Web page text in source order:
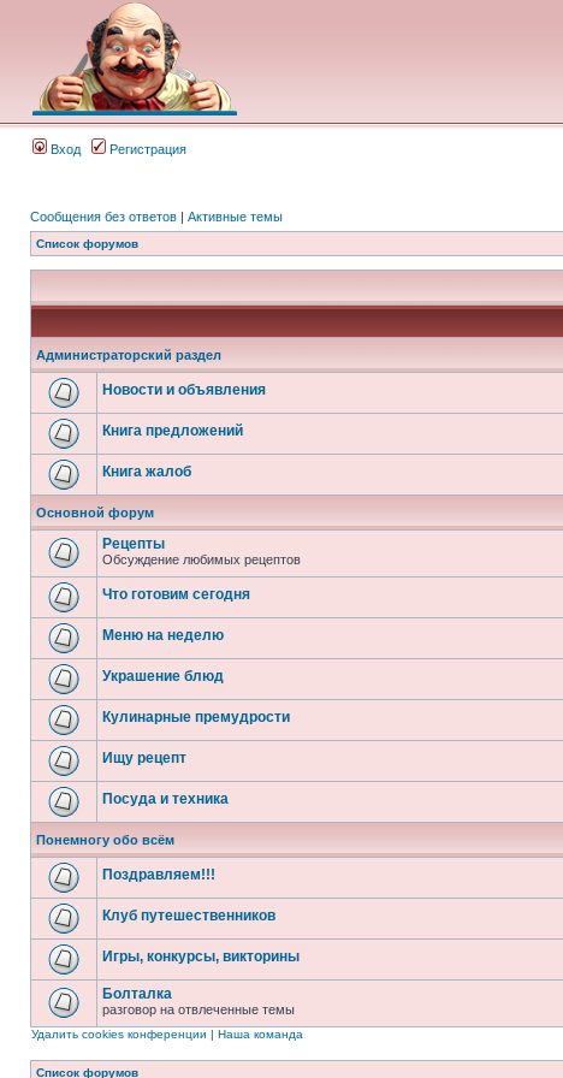
Вход Регистрация
Сообщения без ответов | Активные темы
Список форумов
Администраторский раздел
Новости и объявления
Книга предложений
Книга жалоб
Основной форум
Рецепты
Обсуждение любимых рецептов
Что готовим сегодня
Меню на неделю
Украшение блюд
Кулинарные премудрости
Ищу рецепт
Посуда и техника
Понемногу обо всём
Поздравляем!!!
Клуб путешественников
Игры, конкурсы, викторины
Болталка
разговор на отвлеченные темы
Удалить cookies конференции | Наша команда
Список форумов